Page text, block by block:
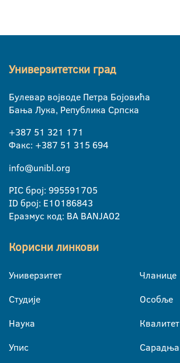
Универзитетски град
Булевар војводе Петра Бојовића
Бања Лука, Република Српска
+387 51 321 171
Факс: +387 51 315 694
info@unibl.org
PIC број: 995591705
ID број: E10186843
Еразмус код: BA BANJA02
Корисни линкови
Универзитет
Студије
Наука
Упис
Чланице
Особље
Квалитет
Сарадња